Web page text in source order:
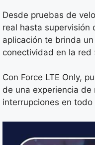
Desde pruebas de
real hasta supervisión
aplicación te brinda
conectividad en la red
Con Force LTE Only,
de una experiencia
interrupciones en todo